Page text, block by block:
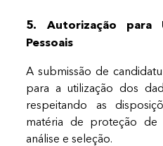
5. Autorização para
Pessoais
A submissão de
para a utilização dos
respeitando as
matéria de proteção
análise e seleção.